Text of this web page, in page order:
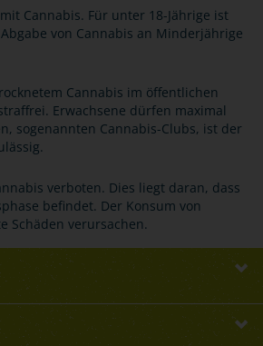
Cannabis. Für unter 18-Jährige ist
von Cannabis an Minderjährige
Cannabis im öffentlichen
Erwachsene dürfen maximal
sogenannten Cannabis-Clubs, ist der
verboten. Dies liegt daran, dass
befindet. Der Konsum von
Schäden verursachen.